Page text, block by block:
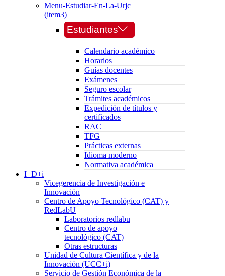
Menu-Estudiar-En-La-Urjc
(item3)
Estudiantes
Calendario académico
Horarios
Guías docentes
Exámenes
Seguro escolar
Trámites académicos
Expedición de títulos y
certificados
RAC
TFG
Prácticas externas
Idioma moderno
Normativa académica
I+D+i
Vicegerencia de Investigación e
Innovación
Centro de Apoyo Tecnológico (CAT) y
RedLabU
Laboratorios redlabu
Centro de apoyo
tecnológico (CAT)
Otras estructuras
Unidad de Cultura Científica y de la
Innovación (UCC+i)
Servicio de Gestión Económica de la